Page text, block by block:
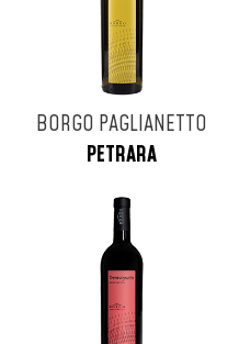
BORGO PAGLIANETTO
PETRARA